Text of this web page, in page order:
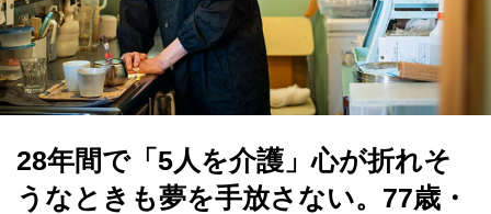
28年間で「5人を介護」心が折れそ
うなときも夢を手放さない。77歳・